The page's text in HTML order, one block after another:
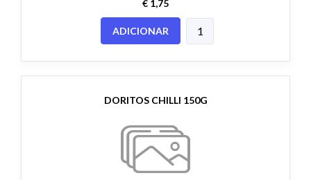
€ 1,75
ADICIONAR
DORITOS CHILLI 150G